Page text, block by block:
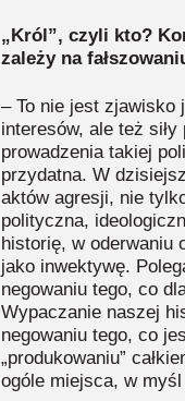
„Król”, czyli kto?
zależy na
– To nie jest zjawisko
interesów, ale też
prowadzenia takiej
przydatna. W
aktów agresji, nie
polityczna,
historię, w oderwaniu
jako inwektywę.
negowaniu tego, co
Wypaczanie naszej
negowaniu tego, co
„produkowaniu”
ogóle miejsca, w